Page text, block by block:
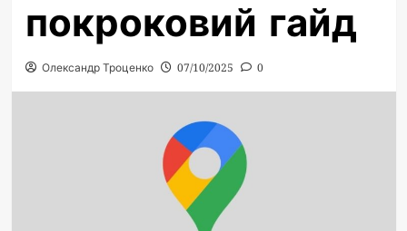
покроковий гайд
Олександр Троценко 07/10/2025 0